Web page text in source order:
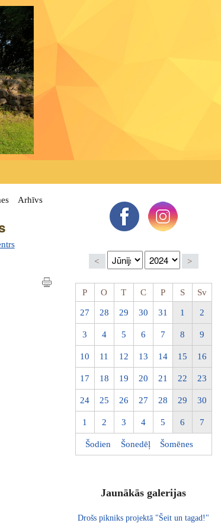
Arhīvs
< >
P O T C P S Sv
27 28 29 30 31 1 2
3 4 5 6 7 8 9
10 11 12 13 14 15 16
17 18 19 20 21 22 23
24 25 26 27 28 29 30
1 2 3 4 5 6 7
Šodien Šonedēļ Šomēnes
Jaunākās galerijas
Drošs pikniks projektā "Šeit un tagad!"